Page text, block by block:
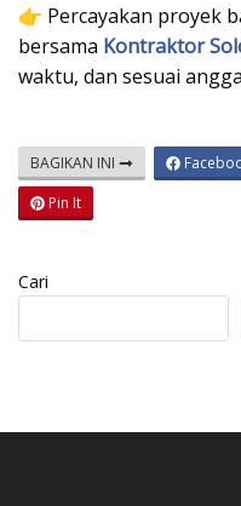
👉 Percayakan proyek
bersama Kontraktor
waktu, dan sesuai
BAGIKAN INI
Pin It
Cari